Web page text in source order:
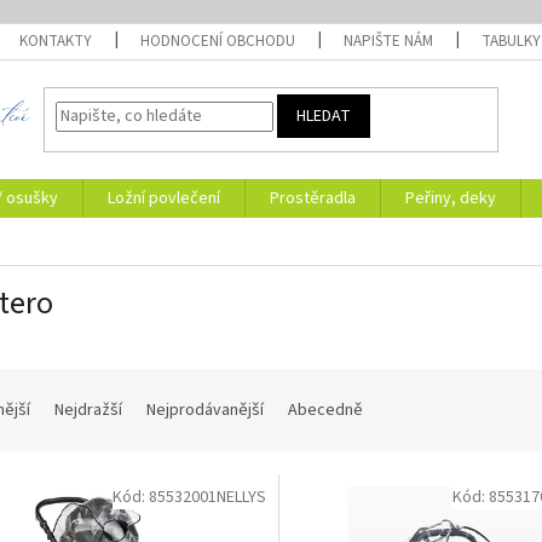
KONTAKTY HODNOCENÍ OBCHODU NAPIŠTE NÁM TABULKY
HLEDAT
osušky Ložní povlečení Prostěradla Peřiny, deky
Nejdražší Nejprodávanější Abecedně
Kód: 85532001NELLYS Kód: